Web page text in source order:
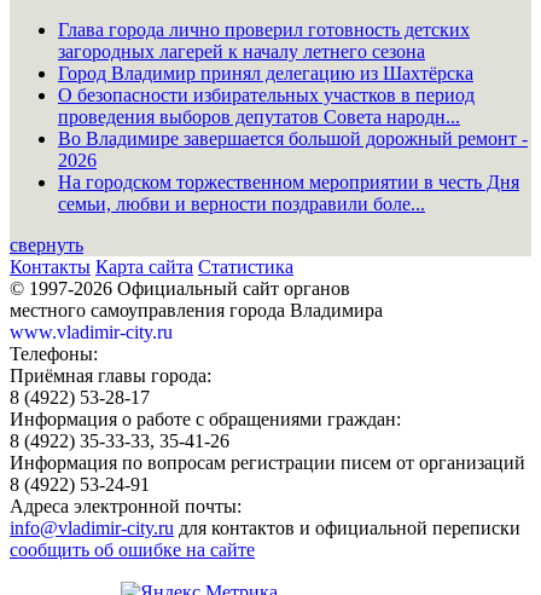
Глава города лично проверил готовность детских
загородных лагерей к началу летнего сезона
Город Владимир принял делегацию из Шахтёрска
О безопасности избирательных участков в период
проведения выборов депутатов Совета народн...
Во Владимире завершается большой дорожный ремонт -
2026
На городском торжественном мероприятии в честь Дня
семьи, любви и верности поздравили боле...
свернуть
Контакты Карта сайта Статистика
© 1997-2026 Официальный сайт органов
местного самоуправления города Владимира
www.vladimir-city.ru
Телефоны:
Приёмная главы города:
8 (4922) 53-28-17
Информация о работе с обращениями граждан:
8 (4922) 35-33-33, 35-41-26
Информация по вопросам регистрации писем от организаций
8 (4922) 53-24-91
Адреса электронной почты:
info@vladimir-city.ru для контактов и официальной переписки
сообщить об ошибке на сайте